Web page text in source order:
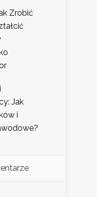
Zrobić
Jak
i